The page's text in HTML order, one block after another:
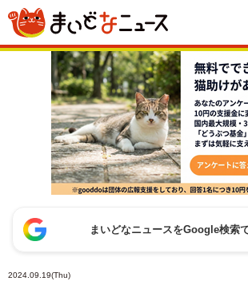
まいどなニュースをGoogle検索
2024.09.19(Thu)